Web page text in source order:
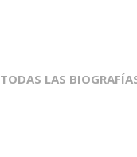
TODAS LAS